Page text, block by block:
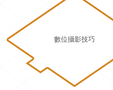
數位攝影技巧